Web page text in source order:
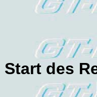
Start des